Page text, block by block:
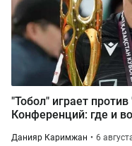
"Тобол" играет
Конференций: где и
Данияр Каримжан 6